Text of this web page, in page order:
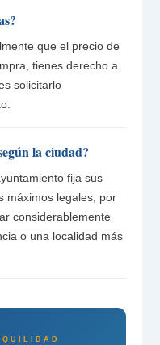
que el precio de
tienes derecho a
solicitarlo
la ciudad?
fija sus
máximos legales, por
considerablemente
o una localidad más